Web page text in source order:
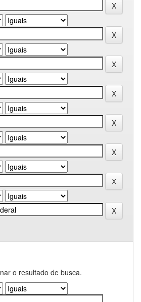
o resultado de busca.